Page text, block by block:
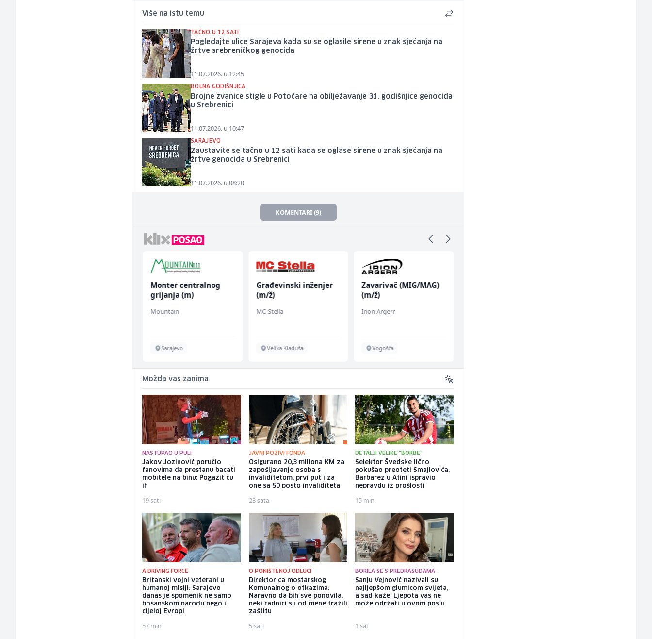
Više na istu temu
TAČNO U 12 SATI
Pogledajte ulice Sarajeva kada su se oglasile sirene u znak sjećanja na
žrtve srebreničkog genocida
11.07.2026. u 12:45
BOLNA GODIŠNJICA
Brojne zvanice stigle u Potočare na obilježavanje 31. godišnjice genocida
u Srebrenici
11.07.2026. u 10:47
SARAJEVO
Zaustavite se tačno u 12 sati kada se oglase sirene u znak sjećanja na
žrtve genocida u Srebrenici
11.07.2026. u 08:20
KOMENTARI (9)
Monter centralnog
grijanja (m)
Mountain
Sarajevo
Građevinski inženjer
(m/ž)
MC-Stella
Velika Kladuša
Zavarivač (MIG/MAG)
(m/ž)
Irion Argerr
Vogošća
Možda vas zanima
NASTUPAO U PULI
Jakov Jozinović poručio
fanovima da prestanu bacati
mobitele na binu: Pogazit ću
ih
19 sati
JAVNI POZIVI FONDA
Osigurano 20,3 miliona KM za
zapošljavanje osoba s
invaliditetom, prvi put i za
one sa 50 posto invaliditeta
23 sata
DETALJI VELIKE "BORBE"
Selektor Švedske lično
pokušao preoteti Smajlovića,
Barbarez u Atini ispravio
nepravdu iz prošlosti
15 min
A DRIVING FORCE
Britanski vojni veterani u
humanoj misiji: Sarajevo
danas je spomenik ne samo
bosanskom narodu nego i
cijeloj Evropi
57 min
O PONIŠTENOJ ODLUCI
Direktorica mostarskog
Komunalnog o otkazima:
Naravno da bih sve ponovila,
neki radnici su od mene tražili
zaštitu
5 sati
BORILA SE S PREDRASUDAMA
Sanju Vejnović nazivali su
najljepšom glumicom svijeta,
a sad kaže: Ljepota vas ne
može održati u ovom poslu
1 sat